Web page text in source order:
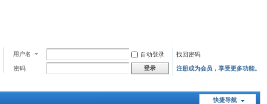
用户名 自动登录
找回密码
密码
登录 注册成为会员，享受更多功能。
快捷导航